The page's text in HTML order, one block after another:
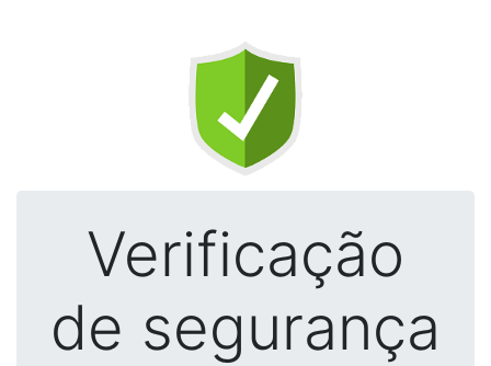
Verificação
de segurança